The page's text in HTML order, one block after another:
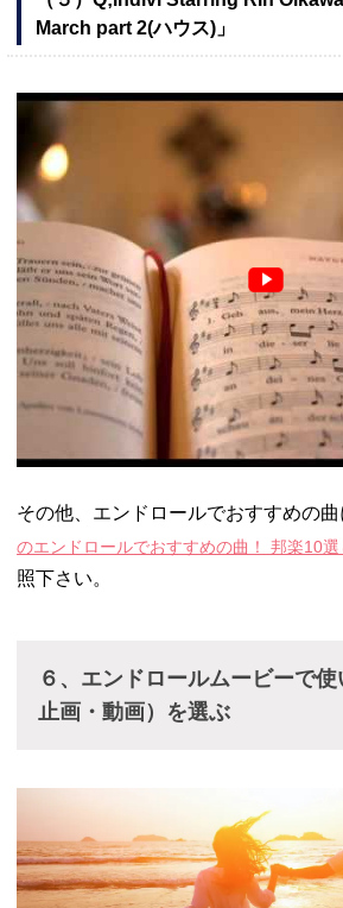
March part 2(ハウス)」
その他、エンドロールでおすすめの曲
のエンドロールでおすすめの曲！ 邦楽10
照下さい。
６、エンドロールムービーで
止画・動画）を選ぶ